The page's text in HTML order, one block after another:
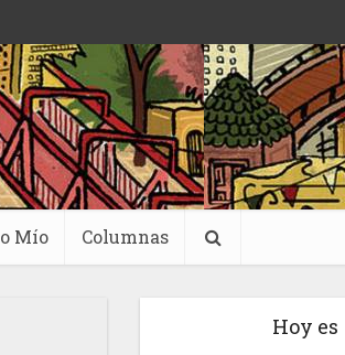
Mío Columnas
Hoy es